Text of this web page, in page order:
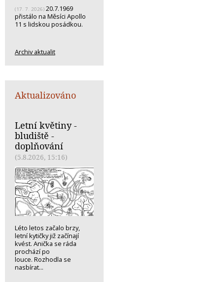
(17. 7. 2026) 20.7.1969
přistálo na Měsíci Apollo
11 s lidskou posádkou.
Archiv aktualit
Aktualizováno
Letní květiny -
bludiště -
doplňování
(5.8.2026, 15:16)
Léto letos začalo brzy,
letní kytičky již začínají
kvést. Anička se ráda
prochází po
louce. Rozhodla se
nasbírat...